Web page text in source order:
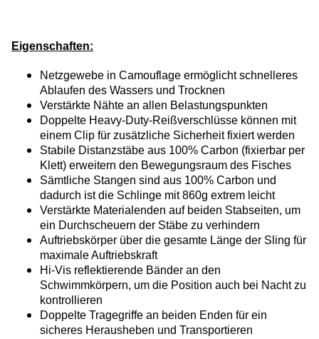
Eigenschaften:
Netzgewebe in Camouflage ermöglicht schnelleres
Ablaufen des Wassers und Trocknen
Verstärkte Nähte an allen Belastungspunkten
Doppelte Heavy-Duty-Reißverschlüsse können mit
einem Clip für zusätzliche Sicherheit fixiert werden
Stabile Distanzstäbe aus 100% Carbon (fixierbar per
Klett) erweitern den Bewegungsraum des Fisches
Sämtliche Stangen sind aus 100% Carbon und
dadurch ist die Schlinge mit 860g extrem leicht
Verstärkte Materialenden auf beiden Stabseiten, um
ein Durchscheuern der Stäbe zu verhindern
Auftriebskörper über die gesamte Länge der Sling für
maximale Auftriebskraft
Hi-Vis reflektierende Bänder an den
Schwimmkörpern, um die Position auch bei Nacht zu
kontrollieren
Doppelte Tragegriffe an beiden Enden für ein
sicheres Herausheben und Transportieren